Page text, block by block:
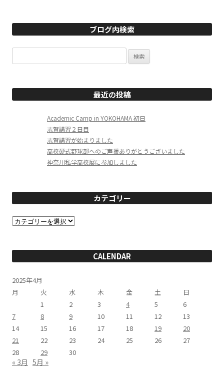
ブログ内検索
索:
最近の投稿
Academic Camp in YOKOHAMA 初日
志賀講習２日目
志賀講習が始まりました
高校硬式野球部へのご声援ありがとうございました
神奈川私学高校展に参加しました
カテゴリー
カ
テ
ー
CALENDAR
2025年4月
月
火 水 木 金 土
日
1
2 3 4 5
6
7
8 9 10 11 12
13
14
15 16 17 18 19
20
21
22 23 24 25 26
27
28
29 30
« 3月 5月 »